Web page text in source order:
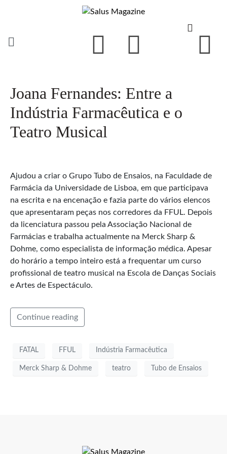
Joana Fernandes: Entre a
Indústria Farmacêutica e o
Teatro Musical
Ajudou a criar o Grupo Tubo de Ensaios, na Faculdade de
Farmácia da Universidade de Lisboa, em que participava
na escrita e na encenação e fazia parte do vários elencos
que apresentaram peças nos corredores da FFUL. Depois
da licenciatura passou pela Associação Nacional de
Farmácias e trabalha actualmente na Merck Sharp &
Dohme, como especialista de informação médica. Apesar
do horário a tempo inteiro está a frequentar um curso
profissional de teatro musical na Escola de Danças Sociais
e Artes de Espectáculo.
Continue reading
FATAL FFUL Indústria Farmacêutica
Merck Sharp & Dohme teatro Tubo de Ensaios